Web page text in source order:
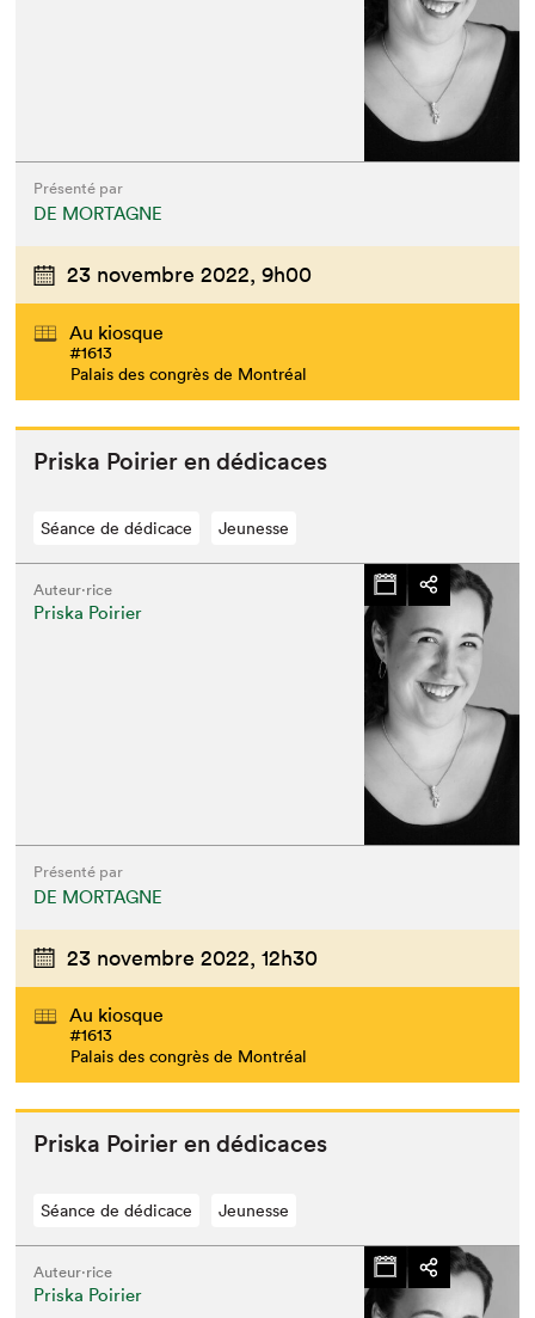
Présenté par
DE MORTAGNE
23 novembre 2022, 9h00
Au kiosque
#1613
Palais des congrès de Montréal
Priska Poiri­er en dédicaces
Séance de dédicace Jeunesse
Auteur·rice
Priska Poirier
Présenté par
DE MORTAGNE
23 novembre 2022, 12h30
Au kiosque
#1613
Palais des congrès de Montréal
Priska Poiri­er en dédicaces
Séance de dédicace Jeunesse
Auteur·rice
Priska Poirier